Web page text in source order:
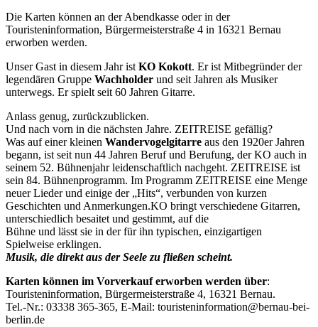
Die Karten können an der Abendkasse oder in der
Touristeninformation, Bürgermeisterstraße 4 in 16321 Bernau
erworben werden.
Unser Gast in diesem Jahr ist KO Kokott. Er ist Mitbegründer der
legendären Gruppe Wachholder und seit Jahren als Musiker
unterwegs. Er spielt seit 60 Jahren Gitarre.
Anlass genug, zurückzublicken.
Und nach vorn in die nächsten Jahre. ZEITREISE gefällig?
Was auf einer kleinen Wandervogelgitarre aus den 1920er Jahren
begann, ist seit nun 44 Jahren Beruf und Berufung, der KO auch in
seinem 52. Bühnenjahr leidenschaftlich nachgeht. ZEITREISE ist
sein 84. Bühnenprogramm. Im Programm ZEITREISE eine Menge
neuer Lieder und einige der „Hits“, verbunden von kurzen
Geschichten und Anmerkungen.KO bringt verschiedene Gitarren,
unterschiedlich besaitet und gestimmt, auf die
Bühne und lässt sie in der für ihn typischen, einzigartigen
Spielweise erklingen.
Musik, die direkt aus der Seele zu fließen scheint.
Karten können im Vorverkauf erworben werden über:
Touristeninformation, Bürgermeisterstraße 4, 16321 Bernau.
Tel.-Nr.: 03338 365-365, E-Mail: touristeninformation@bernau-bei-
berlin.de